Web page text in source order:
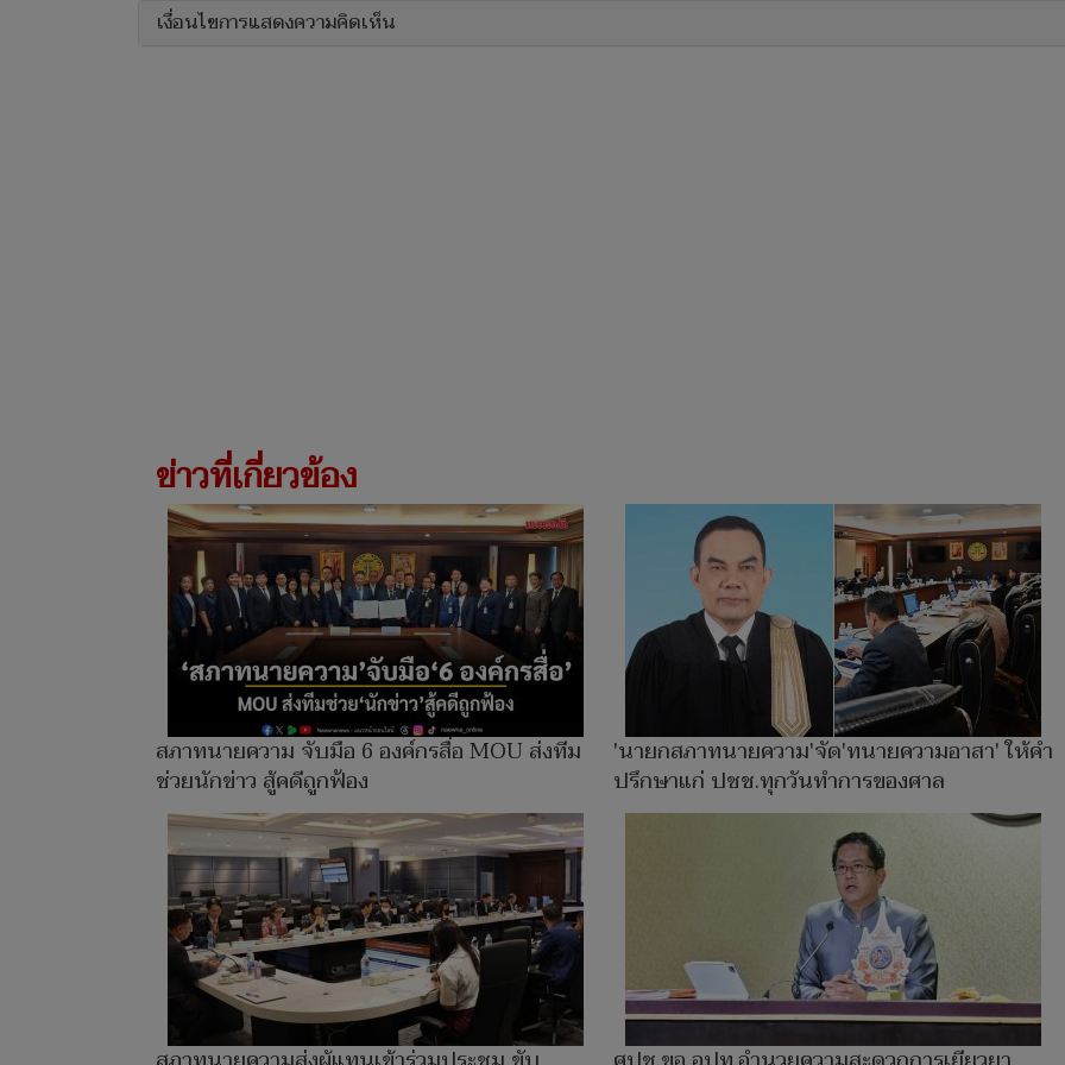
เงื่อนไขการแสดงความคิดเห็น
ข่าวที่เกี่ยวข้อง
สภาทนายความ จับมือ 6 องค์กรสื่อ MOU ส่งทีม
ช่วยนักข่าว สู้คดีถูกฟ้อง
'นายกสภาทนายความ'จัด'ทนายความอาสา' ให้คำ
ปรึกษาแก่ ปชช.ทุกวันทำการของศาล